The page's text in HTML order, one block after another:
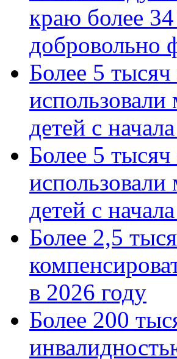
краю более
Более 5
использовали
детей с
Более 5
использовали
детей с
Более 2,5
в 2026 году
Более 200